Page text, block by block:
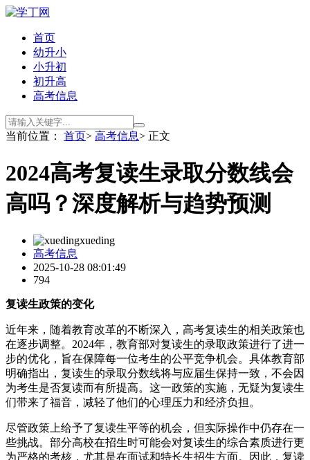
首页
幼升小
小升初
初升高
高考信息
当前位置： 首页> 高考信息> 正文
2024高考复读生录取分数线会
高吗？深度解析与趋势预测
xueding
高考信息
2025-10-28 08:01:49
794
复读生政策的变化
近年来，随着教育改革的不断深入，高考复读生的相关政策也
在逐步调整。2024年，教育部对复读生的录取政策进行了进一
步的优化，旨在保障每一位考生的公平竞争机会。具体教育部
明确指出，复读生的录取分数线将与应届生保持一致，不会因
为考生是否复读而有所提高。这一政策的实施，无疑为复读生
们带来了福音，减轻了他们的心理压力和经济负担。
尽管政策上给予了复读生平等的机会，但实际操作中仍存在一
些挑战。部分高校在招生时可能会对复读生的综合素质进行更
为严格的考核，尤其是在面试和特长生招生方面。因此，复读